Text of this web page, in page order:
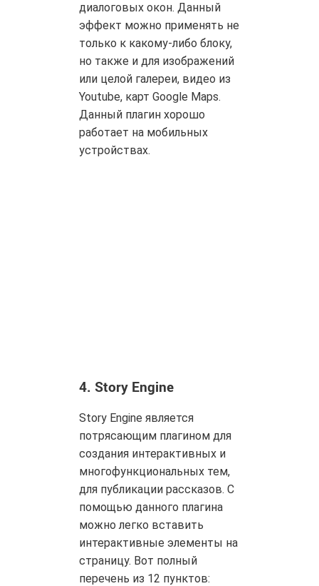
диалоговых окон. Данный
эффект можно применять не
только к какому-либо блоку,
но также и для изображений
или целой галереи, видео из
Youtube, карт Google Maps.
Данный плагин хорошо
работает на мобильных
устройствах.
4. Story Engine
Story Engine является
потрясающим плагином для
создания интерактивных и
многофункциональных тем,
для публикации рассказов. С
помощью данного плагина
можно легко вставить
интерактивные элементы на
страницу. Вот полный
перечень из 12 пунктов: